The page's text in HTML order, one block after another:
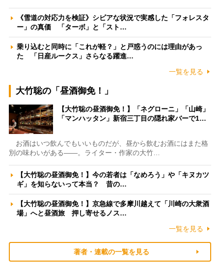
《雪道の対応力を検証》シビアな状況で実感した「フォレスタ
ー」の真価 「ターボ」と「スト…
乗り込むと同時に「これが軽？」と戸惑うのには理由があっ
た 「日産ルークス」さらなる躍進…
一覧を見る
大竹聡の「昼酒御免！」
【大竹聡の昼酒御免！】「ネグローニ」「山崎」
「マンハッタン」新宿三丁目の隠れ家バーで1…
お酒はいつ飲んでもいいものだが、昼から飲むお酒にはまた格
別の味わいがある――。ライター・作家の大竹…
【大竹聡の昼酒御免！】今の若者は「なめろう」や「キヌカツ
ギ」を知らないって本当？ 昔の…
【大竹聡の昼酒御免！】京急線で多摩川越えて「川崎の大衆酒
場」へと昼酒旅 押し寄せるノス…
一覧を見る
著者・連載の一覧を見る